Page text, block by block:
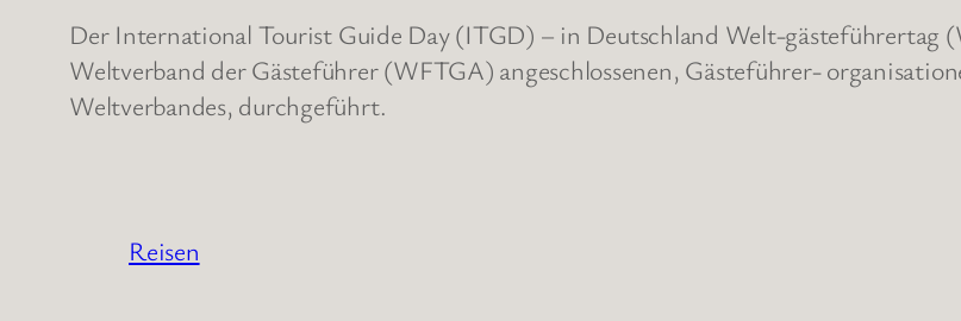
Der International Tourist Guide Day (ITGD) – in Deutschland Welt-gästeführertag
Weltverband der Gästeführer (WFTGA) angeschlossenen, Gästeführer-
Weltverbandes, durchgeführt.
Reisen